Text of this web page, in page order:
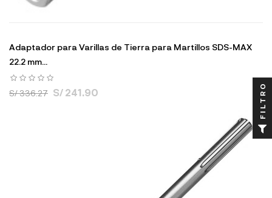
Adaptador para Varillas de Tierra para Martillos SDS-MAX
22.2 mm...
S/ 336.27 S/ 241.90 FILTRO